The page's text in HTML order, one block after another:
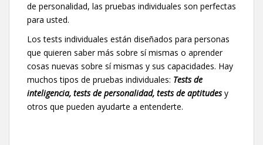
de personalidad, las pruebas individuales son perfectas
para usted.
Los tests individuales están diseñados para personas
que quieren saber más sobre sí mismas o aprender
cosas nuevas sobre sí mismas y sus capacidades. Hay
muchos tipos de pruebas individuales: Tests de
inteligencia, tests de personalidad, tests de aptitudesy
otros que pueden ayudarte a entenderte.